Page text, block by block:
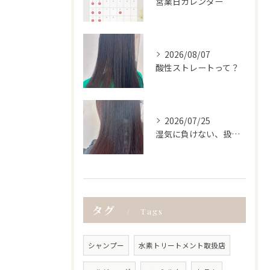
2026/08/07
酸性ストレートって？
2026/07/25
湿気に負けない、扱いやすい髪へ。
タグ Tags
シャンプー 水素トリートメント取扱店